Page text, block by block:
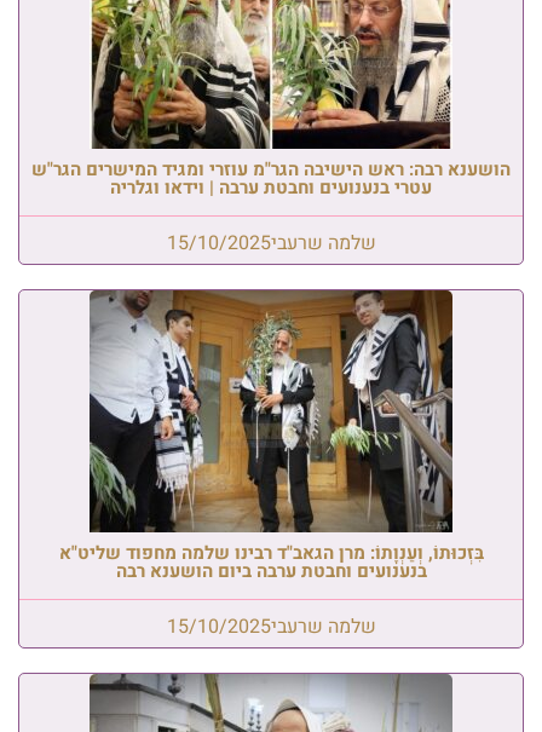
הושענא רבה: ראש הישיבה הגר"מ עוזרי ומגיד המישרים הגר"ש
עטרי בנענועים וחבטת ערבה | וידאו וגלריה
שלמה שרעבי15/10/2025
בִּזְכוּתוֹ, וְעַנְוָתוֹ: מרן הגאב"ד רבינו שלמה מחפוד שליט"א
בנענועים וחבטת ערבה ביום הושענא רבה
שלמה שרעבי15/10/2025